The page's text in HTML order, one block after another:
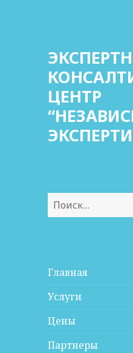
ЦЕНТР
Найти:
Главная
Услуги
Цены
Партнеры